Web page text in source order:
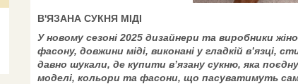
В'ЯЗАНА СУКНЯ МІДІ
У новому сезоні 2025 дизайнери та виробники
фасону, довжини міді, виконані у гладкій в’язці,
давно шукали, де купити в’язану сукню, яка
моделі, кольори та фасони, що пасуватимуть